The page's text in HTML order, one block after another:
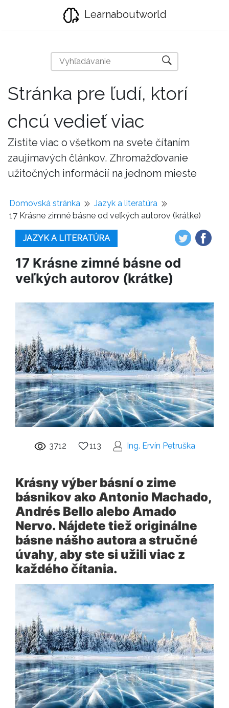
Learnaboutworld
Stránka pre ľudí, ktorí
chcú vedieť viac
Zistite viac o všetkom na svete čítaním
zaujímavých článkov. Zhromažďovanie
užitočných informácií na jednom mieste
Domovská stránka
Jazyk a literatúra
17 Krásne zimné básne od veľkých autorov (krátke)
JAZYK A LITERATÚRA
17 Krásne zimné básne od
veľkých autorov (krátke)
3712 113 Ing. Ervín Petruška
Krásny výber básní o zime
básnikov ako Antonio Machado,
Andrés Bello alebo Amado
Nervo. Nájdete tiež originálne
básne nášho autora a stručné
úvahy, aby ste si užili viac z
každého čítania.